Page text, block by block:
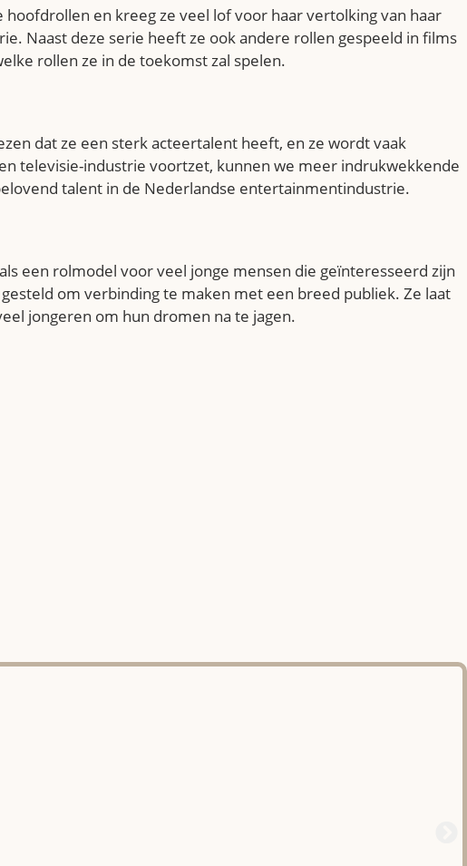
hoofdrollen en kreeg ze veel lof voor haar vertolking van haar
Naast deze serie heeft ze ook andere rollen gespeeld in films
rollen ze in de toekomst zal spelen.
dat ze een sterk acteertalent heeft, en ze wordt vaak
televisie-industrie voortzet, kunnen we meer indrukwekkende
talent in de Nederlandse entertainmentindustrie.
een rolmodel voor veel jonge mensen die geïnteresseerd zijn
om verbinding te maken met een breed publiek. Ze laat
jongeren om hun dromen na te jagen.